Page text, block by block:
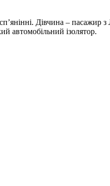
Дівчина – пасажир
автомобільний ізолятор.